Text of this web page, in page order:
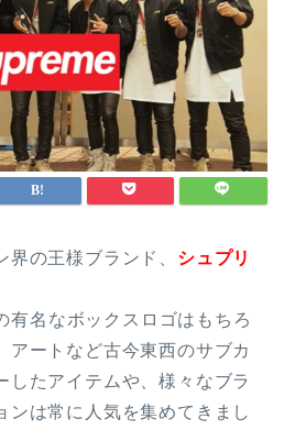
の王様ブランド、 シュプリ
有名なボックスロゴはもちろ
アートなど古今東西のサブカ
したアイテムや、様々なブラ
ンは常に人気を集めてきまし